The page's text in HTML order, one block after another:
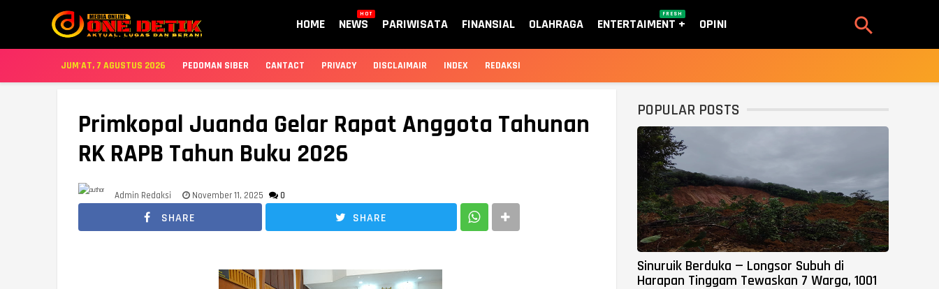
HOME NEWS
HOT
PARIWISATA FINANSIAL OLAHRAGA ENTERTAIMENT
FRESH
OPINI 
JUM'AT, 7 AGUSTUS 2026 PEDOMAN SIBER CANTACT PRIVACY DISCLAIMAIR INDEX REDAKSI
Primkopal Juanda Gelar Rapat Anggota Tahunan
RK RAPB Tahun Buku 2026 ‎
Admin Redaksi November 11, 2025 0
SHARE SHARE
POPULAR POSTS
Sinuruik Berduka — Longsor Subuh di
Harapan Tinggam Tewaskan 7 Warga, 1001